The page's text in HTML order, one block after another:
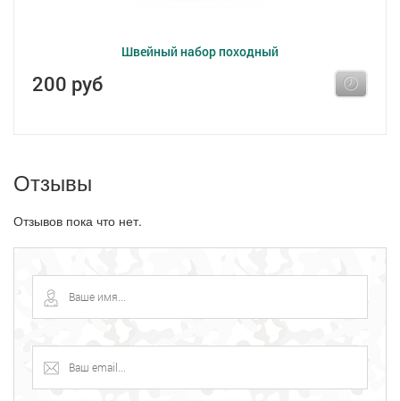
Швейный набор походный
200 руб
Отзывы
Отзывов пока что нет.